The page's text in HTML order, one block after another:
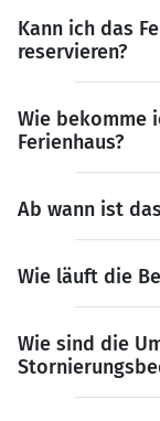
Kann ich das
reservieren?
Wie bekomme
Ferienhaus?
Ab wann ist
Wie läuft die
Wie sind die